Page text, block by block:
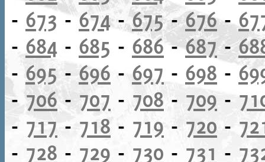
- 673-674-675-676-
- 684 - 685 - 686-687-
- 695 -696 - 697 - 698 -
-706- 707 - 708 - 709 -
- 717 - 718 - 719 - 720 -
- 728 - 729 - 730 - 731 -